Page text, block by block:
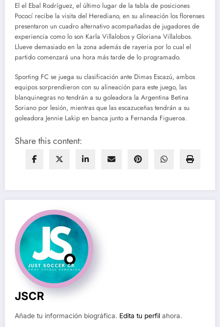
El el Ebal Rodríguez, el último lugar de la tabla de posiciones
Pococí recibe la visita del Herediano, en su alineación los florenses
presentaron un cuadro alternativo acompañadas de jugadores de
experiencia como lo son Karla Villalobos y Gloriana Villalobos.
Llueve demasiado en la zona además de rayeria por lo cual el
partido comenzará una hora más tarde de lo programado.
Sporting FC se juega su clasificación ante Dimas Escazú, ambos
equipos sorprendieron con su alineación para este juego, las
blanquinegras no tendrán a su goleadora la Argentina Betina
Soriano por lesión, mientras que las escazuceñas tendrán a su
goleadora Jennie Lakip en banca junto a Fernanda Figueroa.
Share this content:
JSCR
Añade tu información biográfica. Edita tu perfil ahora.